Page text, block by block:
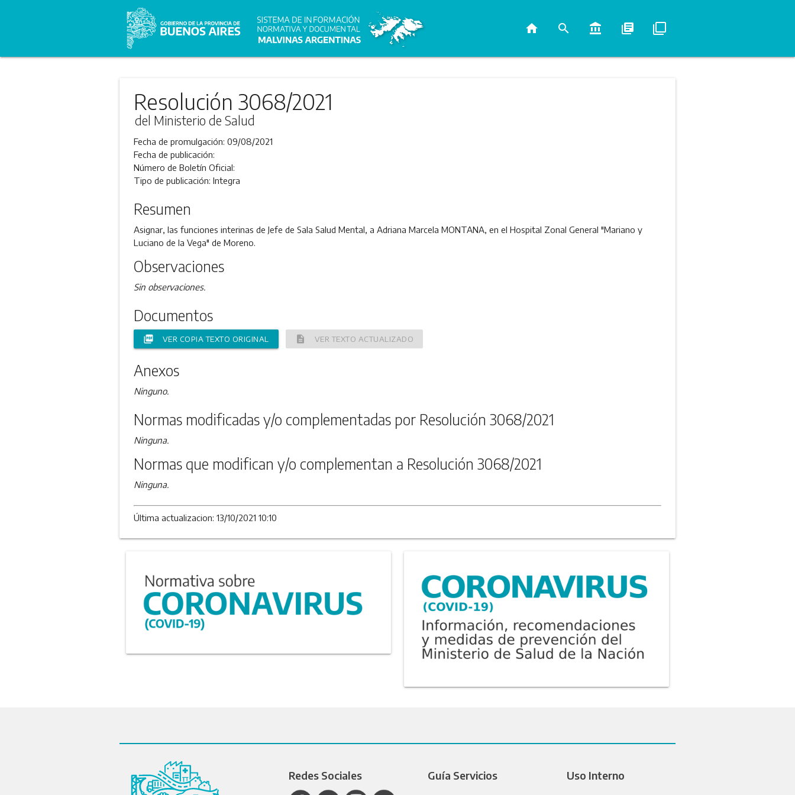
home search account_balance library_books filter_none
Resolución 3068/2021
del Ministerio de Salud
Fecha de promulgación: 09/08/2021
Fecha de publicación:
Número de Boletín Oficial:
Tipo de publicación: Integra
Resumen
Asignar, las funciones interinas de Jefe de Sala Salud Mental, a Adriana Marcela MONTANA, en el Hospital Zonal General "Mariano y
Luciano de la Vega" de Moreno.
Observaciones
Sin observaciones.
Documentos
picture_as_pdf VER COPIA TEXTO ORIGINAL description VER TEXTO ACTUALIZADO
Anexos
Ninguno.
Normas modificadas y/o complementadas por Resolución 3068/2021
Ninguna.
Normas que modifican y/o complementan a Resolución 3068/2021
Ninguna.
Última actualizacion: 13/10/2021 10:10
Redes Sociales Guía Servicios Uso Interno